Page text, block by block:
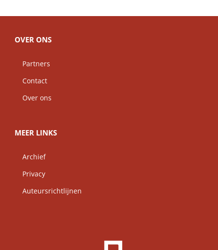
OVER ONS
Partners
Contact
Over ons
MEER LINKS
Archief
Privacy
Auteursrichtlijnen